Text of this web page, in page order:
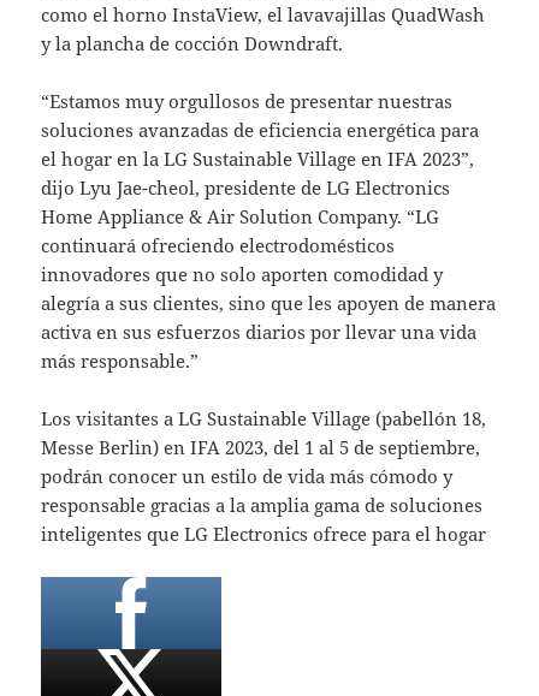
como el horno InstaView, el lavavajillas QuadWash
y la plancha de cocción Downdraft.
“Estamos muy orgullosos de presentar nuestras
soluciones avanzadas de eficiencia energética para
el hogar en la LG Sustainable Village en IFA 2023”,
dijo Lyu Jae-cheol, presidente de LG Electronics
Home Appliance & Air Solution Company. “LG
continuará ofreciendo electrodomésticos
innovadores que no solo aporten comodidad y
alegría a sus clientes, sino que les apoyen de manera
activa en sus esfuerzos diarios por llevar una vida
más responsable.”
Los visitantes a LG Sustainable Village (pabellón 18,
Messe Berlin) en IFA 2023, del 1 al 5 de septiembre,
podrán conocer un estilo de vida más cómodo y
responsable gracias a la amplia gama de soluciones
inteligentes que LG Electronics ofrece para el hogar